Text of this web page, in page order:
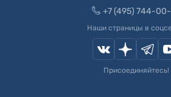
+7 (495) 744-
Наши страницы в
Присоединяйтесь!